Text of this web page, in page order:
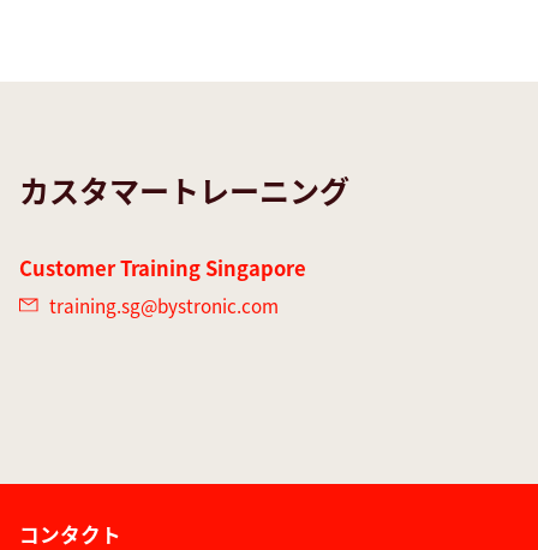
カスタマートレーニング
Customer Training Singapore
training.sg@bystronic.com
コンタクト